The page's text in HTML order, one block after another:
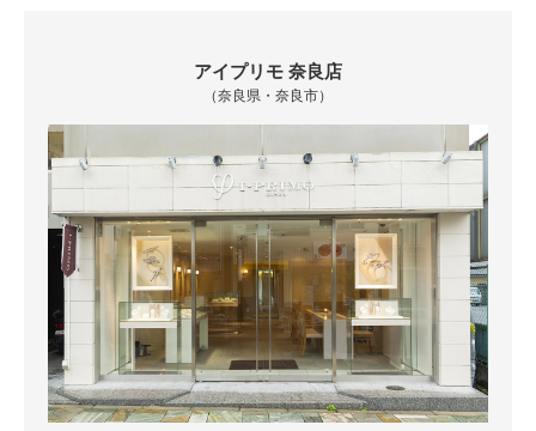
アイプリモ 奈良店
（奈良県・奈良市）